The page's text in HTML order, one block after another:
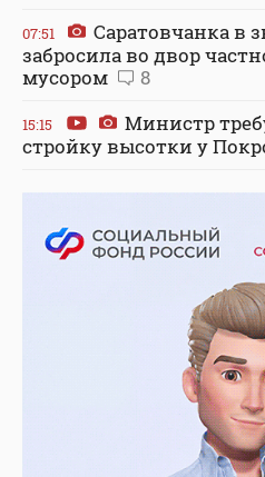
07:51
Саратовчанка в
забросила во двор
мусором
8
15:15
Министр
стройку высотки у